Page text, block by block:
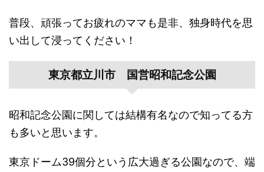
普段、頑張ってお疲れのママも是非、独身時代を思
い出して浸ってください！
東京都立川市 国営昭和記念公園
昭和記念公園に関しては結構有名なので知ってる方
も多いと思います。
東京ドーム39個分という広大過ぎる公園なので、端